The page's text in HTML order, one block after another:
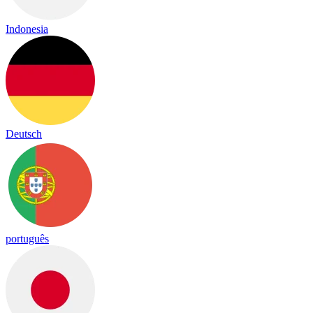
Indonesia
Deutsch
português